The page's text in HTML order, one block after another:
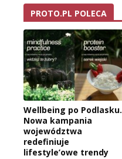
PROTO.PL POLECA
Wellbeing po Podlasku.
Nowa kampania
województwa
redefiniuje
lifestyle’owe trendy